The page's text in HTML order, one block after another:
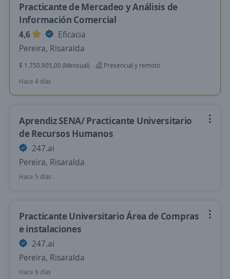
Practicante de Mercadeo y Análisis de
Información Comercial
4,6
Eficacia
Pereira, Risaralda
$ 1.750.905,00 (Mensual)
Presencial y remoto
Hace 4 días
Aprendiz SENA/ Practicante Universitario
de Recursos Humanos
247.ai
Pereira, Risaralda
Hace 5 días
Practicante Universitario Área de Compras
e instalaciones
247.ai
Pereira, Risaralda
Hace 6 días